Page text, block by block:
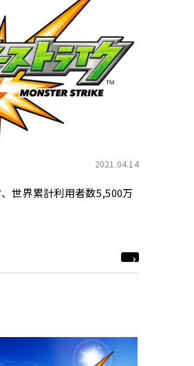
2021.04.14
世界累計利用者数5,500万